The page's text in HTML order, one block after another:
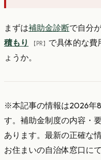
まずは補助金診断で自分
積もり
【PR】 で具体的な費
ょうか。
※本記事の情報は2026年
す。補助金制度の内容・
あります。最新の正確な
お住まいの自治体窓口に